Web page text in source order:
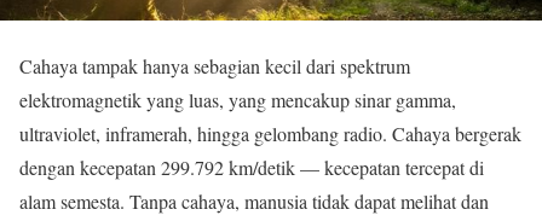
Cahaya tampak hanya sebagian kecil dari spektrum
elektromagnetik yang luas, yang mencakup sinar gamma,
ultraviolet, inframerah, hingga gelombang radio. Cahaya bergerak
dengan kecepatan 299.792 km/detik — kecepatan tercepat di
alam semesta. Tanpa cahaya, manusia tidak dapat melihat dan